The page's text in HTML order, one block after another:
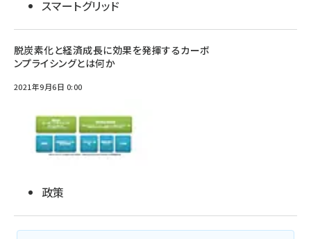
スマートグリッド
脱炭素化と経済成長に効果を発揮するカーボ
ンプライシングとは何か
2021年9月6日 0:00
政策